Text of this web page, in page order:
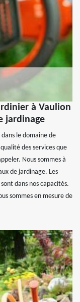
à Vaulion
jardinage
le domaine de
des services que
Nous sommes à
de jardinage. Les
dans nos capacités.
sommes en mesure de